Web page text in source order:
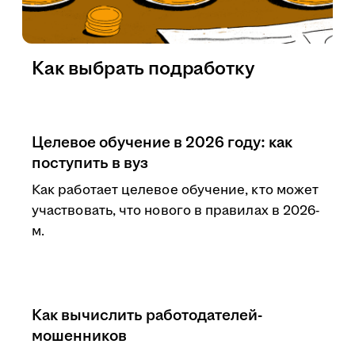
Как выбрать подработку
Целевое обучение в 2026 году: как
поступить в вуз
Как работает целевое обучение, кто может
участвовать, что нового в правилах в 2026-
м.
Как вычислить работодателей-
мошенников